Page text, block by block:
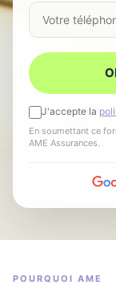
Votre téléphone
J'accepte la
En soumettant ce
AME Assurances.
POURQUOI AME